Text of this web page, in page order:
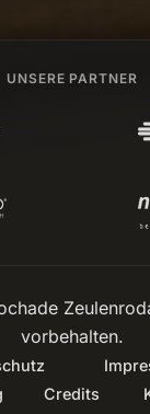
UNSERE PARTNER
vorbehalten.
Credits